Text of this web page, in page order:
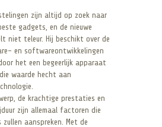
zijn altijd op zoek naar
gadgets, en de nieuwe
niet teleur. Hij beschikt over de
en softwareontwikkelingen
het een begeerlijk apparaat
waarde hecht aan
de krachtige prestaties en
zijn allemaal factoren die
aanspreken. Met de